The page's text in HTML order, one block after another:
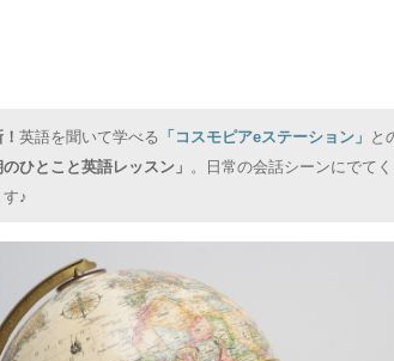
英語を聞いて学べる 「コスモピアeステーション」 と
ひとこと英語レッスン」 。日常の会話シーンにでて
♪